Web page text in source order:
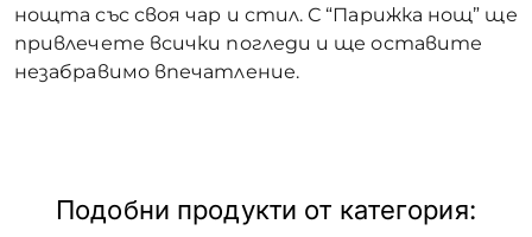
нощта със своя чар и стил. С “Парижка нощ” ще
привлечете всички погледи и ще оставите
незабравимо впечатление.
Подобни продукти от категория: